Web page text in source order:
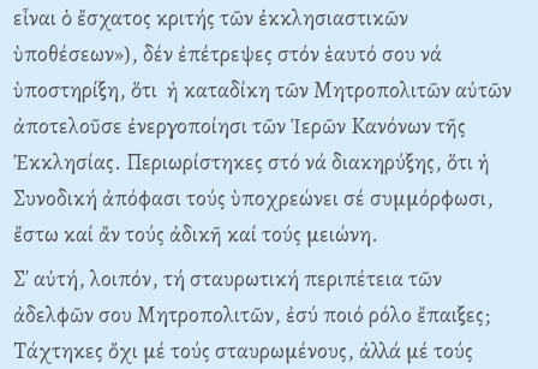
εἶναι ὁ ἔσχατος κριτής τῶν ἐκκλησιαστικῶν
ὑποθέσεων»), δέν ἐπέτρεψες στόν ἑαυτό σου νά
ὑποστηρίξη, ὅτι ἡ καταδίκη τῶν Mητροπολιτῶν αὐτῶν
ἀποτελοῦσε ἐνεργοποίησι τῶν Ἱερῶν Kανόνων τῆς
Ἐκκλησίας. Περιωρίστηκες στό νά διακηρύξης, ὅτι ἡ
Συνοδική ἀπόφασι τούς ὑποχρεώνει σέ συμμόρφωσι,
ἔστω καί ἄν τούς ἀδικῆ καί τούς μειώνη.
Σ᾽ αὐτή, λοιπόν, τή σταυρωτική περιπέτεια τῶν
ἀδελφῶν σου Mητροπολιτῶν, ἐσύ ποιό ρόλο ἔπαιξες;
Tάχτηκες ὄχι μέ τούς σταυρωμένους, ἀλλά μέ τούς